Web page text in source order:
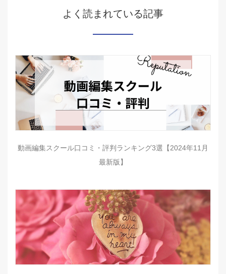
よく読まれている記事
動画編集スクール口コミ・評判ランキング3選【2024年11月
最新版】